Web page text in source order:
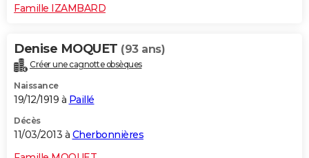
Famille IZAMBARD
Denise MOQUET (93 ans)
Créer une cagnotte obsèques
Naissance
19/12/1919 à Paillé
Décès
11/03/2013 à Cherbonnières